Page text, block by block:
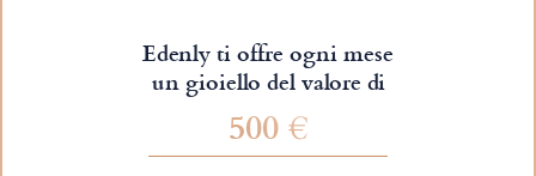
Edenly ti offre ogni mese
un gioiello del valore di
500 €